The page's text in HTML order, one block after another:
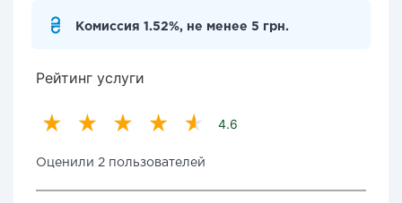
Комиссия 1.52%, не менее 5 грн.
Рейтинг услуги
4.6
Оценили 2 пользователей